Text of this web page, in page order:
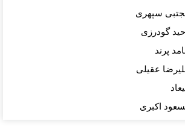
سپهری
گودرزی
پرند
عقیلی
اکبری